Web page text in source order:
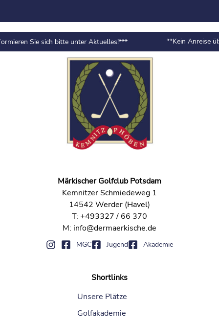
Sie sich bitte unter Aktuelles!*** **Kein Anreise
Märkischer Golfclub Potsdam
Kemnitzer Schmiedeweg 1
14542 Werder (Havel)
T: +493327 / 66 370
M: info@dermaerkische.de
MGC Jugend Akademie
Shortlinks
Unsere Plätze
Golfakademie